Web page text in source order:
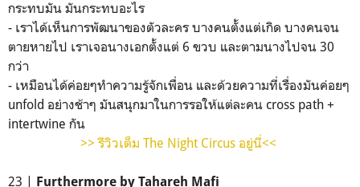
กระทบมัน มันกระทบอะไร
- เราได้เห็นการพัฒนาของตัวละคร บางคนตั้งแต่เกิด บางคนจน
ตายหายไป เราเจอนางเอกตั้งแต่ 6 ขวบ และตามนางไปจน 30
กว่า
- เหมือนได้ค่อยๆทำความรู้จักเพื่อน และด้วยความที่เรื่องมันค่อยๆ
unfold อย่างช้าๆ มันสนุกมาในการรอให้แต่ละคน cross path +
intertwine กัน
>> รีวิวเต็ม The Night Circus อยู่นี่<<
23 | Furthermore by Tahareh Mafi